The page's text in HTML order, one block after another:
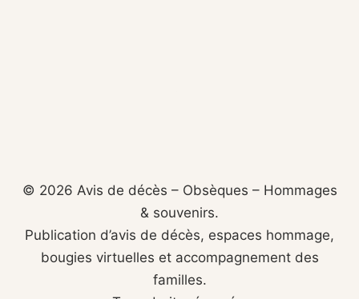
© 2026 Avis de décès – Obsèques – Hommages
& souvenirs.
Publication d’avis de décès, espaces hommage,
bougies virtuelles et accompagnement des
familles.